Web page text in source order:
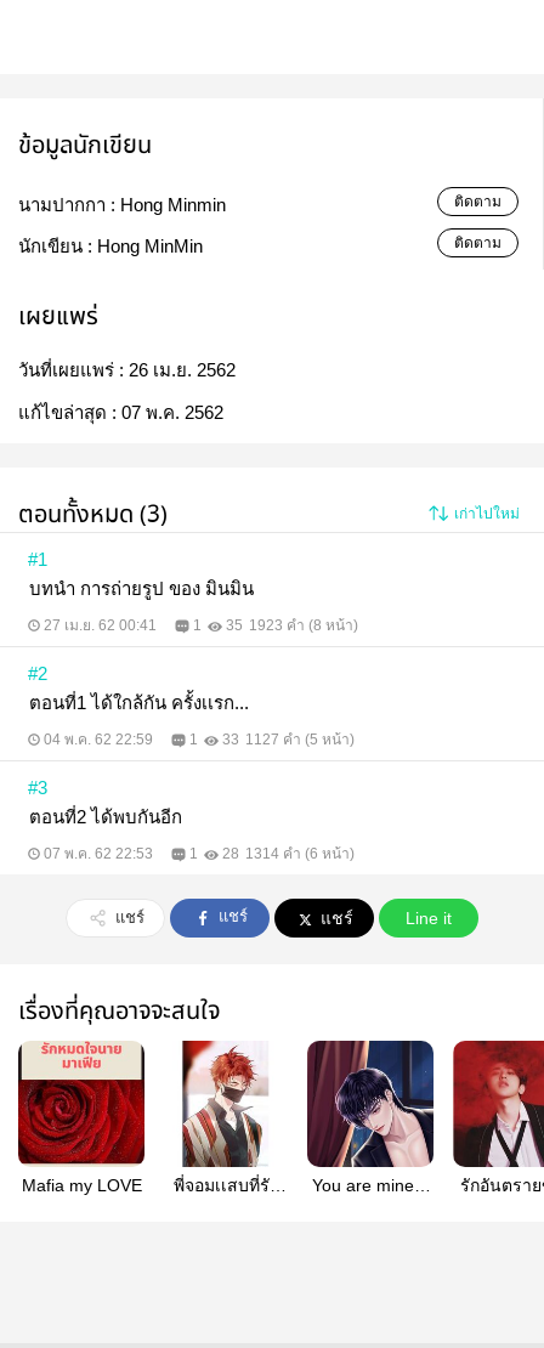
ข้อมูลนักเขียน
นามปากกา : Hong Minmin ติดตาม
นักเขียน : Hong MinMin ติดตาม
เผยแพร่
วันที่เผยแพร่ : 26 เม.ย. 2562
แก้ไขล่าสุด : 07 พ.ค. 2562
ตอนทั้งหมด (3) เก่าไปใหม่
#1
บทนำ การถ่ายรูป ของ มินมิน
27 เม.ย. 62 00:41 1 35 1923 คำ (8 หน้า)
#2
ตอนที่1 ได้ใกล้กัน ครั้งเเรก...
04 พ.ค. 62 22:59 1 33 1127 คำ (5 หน้า)
#3
ตอนที่2 ได้พบกันอีก
07 พ.ค. 62 22:53 1 28 1314 คำ (6 หน้า)
แชร์ แชร์ แชร์ Line it
เรื่องที่คุณอาจจะสนใจ
Mafia my LOVE
พี่จอมเเสบที่รัก
You are mine ผู้
รักอันตรา